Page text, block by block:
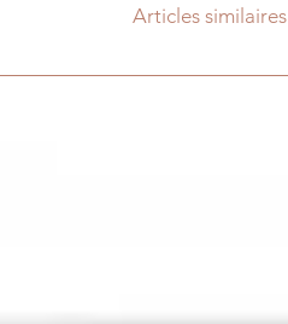
Articles similaires